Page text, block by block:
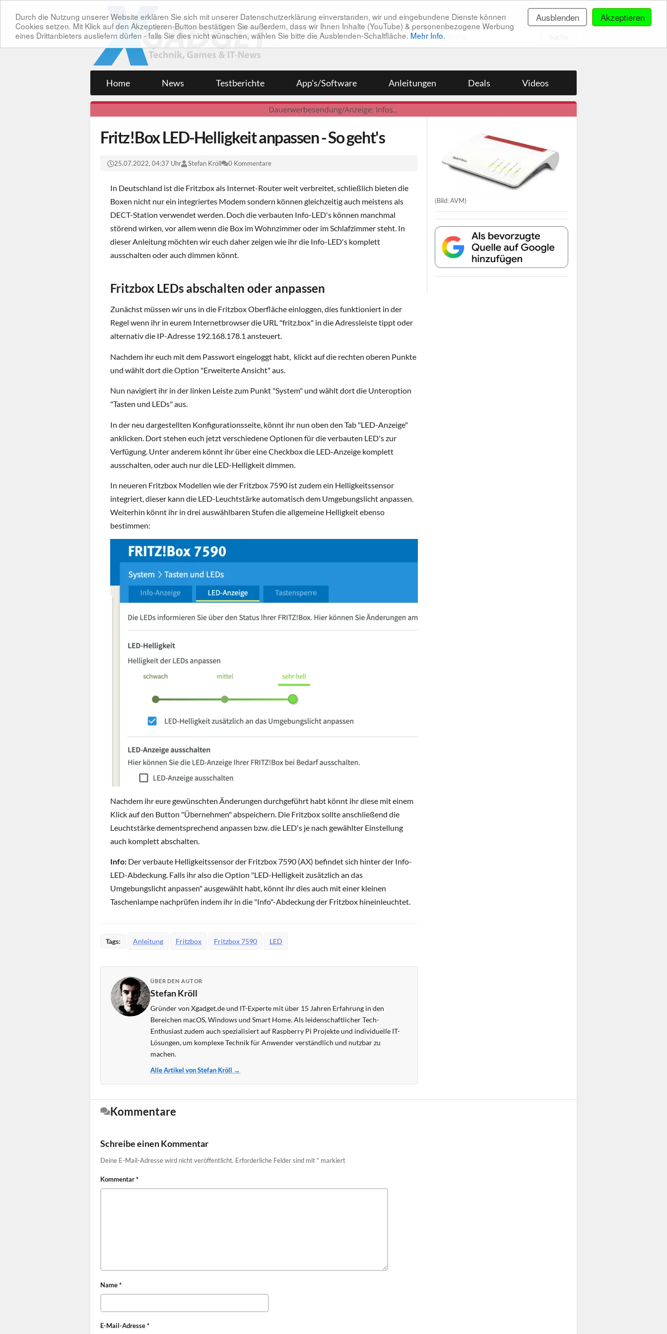
Akzeptieren
Ausblenden
Durch die Nutzung unserer Website erklären Sie sich mit unserer Datenschutzerklärung einverstanden, wir und eingebundene Dienste können
Cookies setzen. Mit Klick auf den Akzeptieren-Button bestätigen Sie außerdem, dass wir Ihnen Inhalte (YouTube) & personenbezogene Werbung
eines Drittanbieters ausliefern dürfen - falls Sie dies nicht wünschen, wählen Sie bitte die Ausblenden-Schaltfläche. Mehr Info.
Home News Testberichte App's/Software Anleitungen Deals Videos
Fritz!Box LED-Helligkeit anpassen - So geht's
25.07.2022, 04:37 Uhr Stefan Kröll 0 Kommentare
In Deutschland ist die Fritzbox als Internet-Router weit verbreitet, schließlich bieten die
Boxen nicht nur ein integriertes Modem sondern können gleichzeitig auch meistens als
DECT-Station verwendet werden. Doch die verbauten Info-LED's können manchmal
störend wirken, vor allem wenn die Box im Wohnzimmer oder im Schlafzimmer steht. In
dieser Anleitung möchten wir euch daher zeigen wie ihr die Info-LED's komplett
ausschalten oder auch dimmen könnt.
Fritzbox LEDs abschalten oder anpassen
Zunächst müssen wir uns in die Fritzbox Oberfläche einloggen, dies funktioniert in der
Regel wenn ihr in eurem Internetbrowser die URL "fritz.box" in die Adressleiste tippt oder
alternativ die IP-Adresse 192.168.178.1 ansteuert.
Nachdem ihr euch mit dem Passwort eingeloggt habt, klickt auf die rechten oberen Punkte
und wählt dort die Option "Erweiterte Ansicht" aus.
Nun navigiert ihr in der linken Leiste zum Punkt "System" und wählt dort die Unteroption
"Tasten und LEDs" aus.
In der neu dargestellten Konfigurationsseite, könnt ihr nun oben den Tab "LED-Anzeige"
anklicken. Dort stehen euch jetzt verschiedene Optionen für die verbauten LED's zur
Verfügung. Unter anderem könnt ihr über eine Checkbox die LED-Anzeige komplett
ausschalten, oder auch nur die LED-Helligkeit dimmen.
In neueren Fritzbox Modellen wie der Fritzbox 7590 ist zudem ein Helligkeitssensor
integriert, dieser kann die LED-Leuchtstärke automatisch dem Umgebungslicht anpassen.
Weiterhin könnt ihr in drei auswählbaren Stufen die allgemeine Helligkeit ebenso
bestimmen:
Nachdem ihr eure gewünschten Änderungen durchgeführt habt könnt ihr diese mit einem
Klick auf den Button "Übernehmen" abspeichern. Die Fritzbox sollte anschließend die
Leuchtstärke dementsprechend anpassen bzw. die LED's je nach gewählter Einstellung
auch komplett abschalten.
Info: Der verbaute Helligkeitssensor der Fritzbox 7590 (AX) befindet sich hinter der Info-
LED-Abdeckung. Falls ihr also die Option "LED-Helligkeit zusätzlich an das
Umgebungslicht anpassen" ausgewählt habt, könnt ihr dies auch mit einer kleinen
Taschenlampe nachprüfen indem ihr in die "Info"-Abdeckung der Fritzbox hineinleuchtet.
Tags: Anleitung Fritzbox Fritzbox 7590 LED
ÜBER DEN AUTOR
Stefan Kröll
Gründer von Xgadget.de und IT-Experte mit über 15 Jahren Erfahrung in den
Bereichen macOS, Windows und Smart Home. Als leidenschaftlicher Tech-
Enthusiast zudem auch spezialisiert auf Raspberry Pi Projekte und individuelle IT-
Lösungen, um komplexe Technik für Anwender verständlich und nutzbar zu
machen.
Alle Artikel von Stefan Kröll →
(Bild: AVM)
Kommentare
Schreibe einen Kommentar
Deine E-Mail-Adresse wird nicht veröffentlicht. Erforderliche Felder sind mit * markiert
Kommentar*
Name*
E-Mail-Adresse*